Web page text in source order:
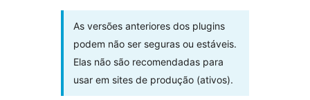
As versões anteriores dos plugins
podem não ser seguras ou estáveis.
Elas não são recomendadas para
usar em sites de produção (ativos).